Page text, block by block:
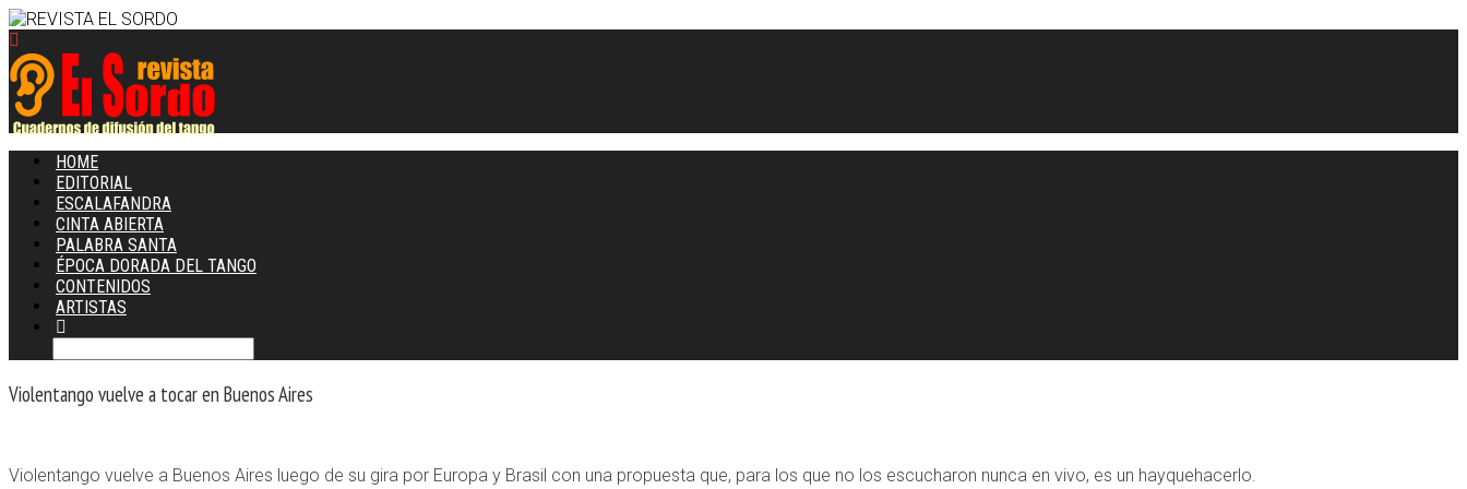
HOME
EDITORIAL
ESCALAFANDRA
CINTA ABIERTA
PALABRA SANTA
ÉPOCA DORADA DEL TANGO
CONTENIDOS
ARTISTAS
Violentango vuelve a tocar en Buenos Aires
Violentango vuelve a Buenos Aires luego de su gira por Europa y Brasil con una propuesta que, para los que no los escucharon nunca en vivo, es un hayquehacerlo.